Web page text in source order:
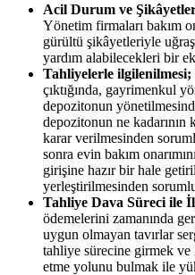
Acil Durum ve
Yönetim firmaları bakım
gürültü şikâyetleriyle
yardım alabilecekleri bir
Tahliyelerle ilgilenilmesi;
çıktığında, gayrimenkul
depozitonun
depozitonun ne
karar verilmesinden
sonra evin bakım
girişine hazır bir hale
yerleştirilmesinden
Tahliye Dava Süreci ile
ödemelerini zamanında
uygun olmayan tavırlar
tahliye sürecine girmek ve
etme yolunu bulmak ile